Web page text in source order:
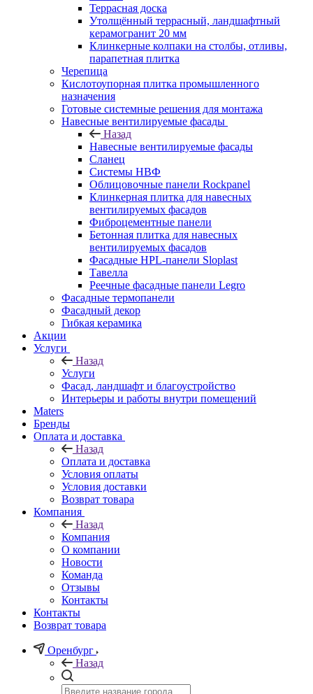
Террасная доска
Утолщённый террасный, ландшафтный
керамогранит 20 мм
Клинкерные колпаки на столбы, отливы,
парапетная плитка
Черепица
Кислотоупорная плитка промышленного
назначения
Готовые системные решения для монтажа
Навесные вентилируемые фасады
Назад
Навесные вентилируемые фасады
Сланец
Системы НВФ
Облицовочные панели Rockpanel
Клинкерная плитка для навесных
вентилируемых фасадов
Фиброцементные панели
Бетонная плитка для навесных
вентилируемых фасадов
Фасадные HPL-панели Sloplast
Тавелла
Реечные фасадные панели Legro
Фасадные термопанели
Фасадный декор
Гибкая керамика
Акции
Услуги
Назад
Услуги
Фасад, ландшафт и благоустройство
Интерьеры и работы внутри помещений
Maters
Бренды
Оплата и доставка
Назад
Оплата и доставка
Условия оплаты
Условия доставки
Возврат товара
Компания
Назад
Компания
О компании
Новости
Команда
Отзывы
Контакты
Контакты
Возврат товара
Оренбург
Назад